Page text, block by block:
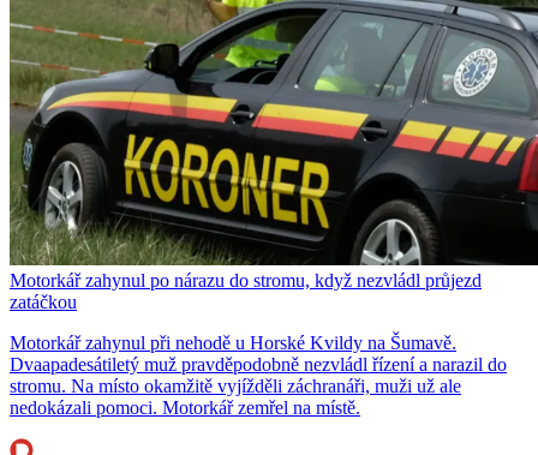
Motorkář zahynul po nárazu do stromu, když nezvládl průjezd
zatáčkou
Motorkář zahynul při nehodě u Horské Kvildy na Šumavě.
Dvaapadesátiletý muž pravděpodobně nezvládl řízení a narazil do
stromu. Na místo okamžitě vyjížděli záchranáři, muži už ale
nedokázali pomoci. Motorkář zemřel na místě.